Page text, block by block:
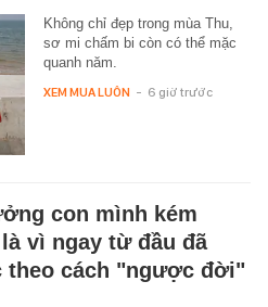
Không chỉ đẹp trong mùa Thu,
sơ mi chấm bi còn có thể mặc
quanh năm.
XEM MUA LUÔN - 6 giờ trước
con mình kém
vì ngay từ đầu đã
theo cách "ngược đời"